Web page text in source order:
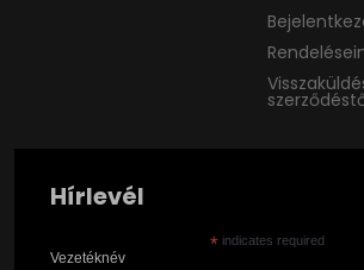
Hírlevél
* indicates required
Vezetéknév